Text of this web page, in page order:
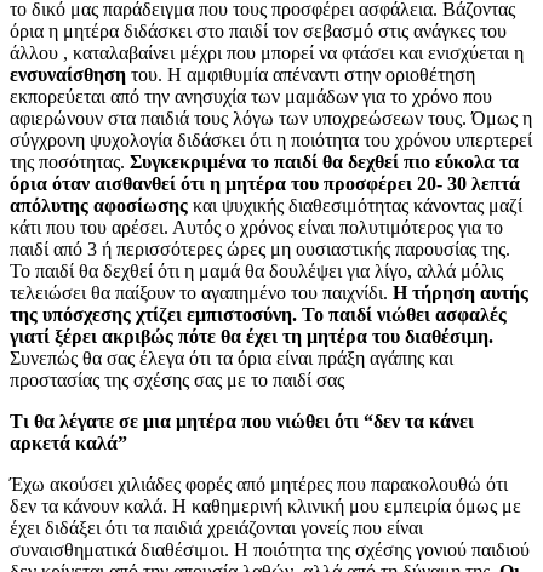
το δικό μας παράδειγμα που τους προσφέρει ασφάλεια. Βάζοντας
όρια η μητέρα διδάσκει στο παιδί τον σεβασμό στις ανάγκες του
άλλου , καταλαβαίνει μέχρι που μπορεί να φτάσει και ενισχύεται η
ενσυναίσθηση του. Η αμφιθυμία απέναντι στην οριοθέτηση
εκπορεύεται από την ανησυχία των μαμάδων για το χρόνο που
αφιερώνουν στα παιδιά τους λόγω των υποχρεώσεων τους. Όμως η
σύγχρονη ψυχολογία διδάσκει ότι η ποιότητα του χρόνου υπερτερεί
της ποσότητας. Συγκεκριμένα το παιδί θα δεχθεί πιο εύκολα τα
όρια όταν αισθανθεί ότι η μητέρα του προσφέρει 20- 30 λεπτά
απόλυτης αφοσίωσης και ψυχικής διαθεσιμότητας κάνοντας μαζί
κάτι που του αρέσει. Αυτός ο χρόνος είναι πολυτιμότερος για το
παιδί από 3 ή περισσότερες ώρες μη ουσιαστικής παρουσίας της.
Το παιδί θα δεχθεί ότι η μαμά θα δουλέψει για λίγο, αλλά μόλις
τελειώσει θα παίξουν το αγαπημένο του παιχνίδι. Η τήρηση αυτής
της υπόσχεσης χτίζει εμπιστοσύνη. Το παιδί νιώθει ασφαλές
γιατί ξέρει ακριβώς πότε θα έχει τη μητέρα του διαθέσιμη.
Συνεπώς θα σας έλεγα ότι τα όρια είναι πράξη αγάπης και
προστασίας της σχέσης σας με το παιδί σας
Τι θα λέγατε σε μια μητέρα που νιώθει ότι “δεν τα κάνει
αρκετά καλά”
Έχω ακούσει χιλιάδες φορές από μητέρες που παρακολουθώ ότι
δεν τα κάνουν καλά. Η καθημερινή κλινική μου εμπειρία όμως με
έχει διδάξει ότι τα παιδιά χρειάζονται γονείς που είναι
συναισθηματικά διαθέσιμοι. Η ποιότητα της σχέσης γονιού παιδιού